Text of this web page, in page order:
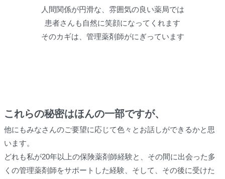
人間関係が円滑な、雰囲気の良い薬局では
患者さんも自然に笑顔になってくれます
そのカギは、管理薬剤師がにぎっています
これらの秘密はほんの一部ですが、
他にもみなさんのご要望に応じて色々とお話しができるかと思
います。
どれも私が20年以上の保険薬剤師経験と、その間に出会った多
くの管理薬剤師をサポートした経験、そして、その後に受けた